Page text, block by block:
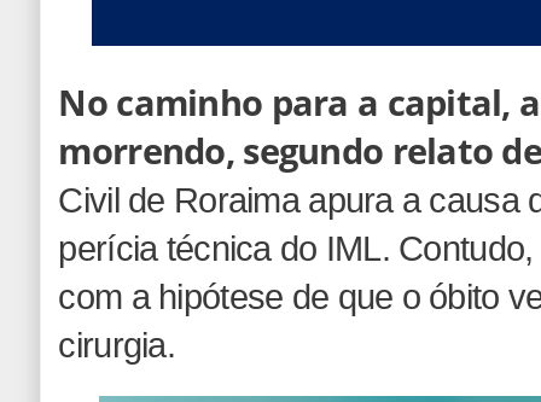
No caminho para a capital,
morrendo, segundo relato
Civil de Roraima apura a causa
perícia técnica do IML.
com a hipótese de que o óbito
cirurgia.